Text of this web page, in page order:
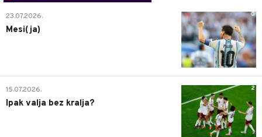
0
23.07.2026.
Mesi(ja)
2
15.07.2026.
Ipak valja bez kralja?